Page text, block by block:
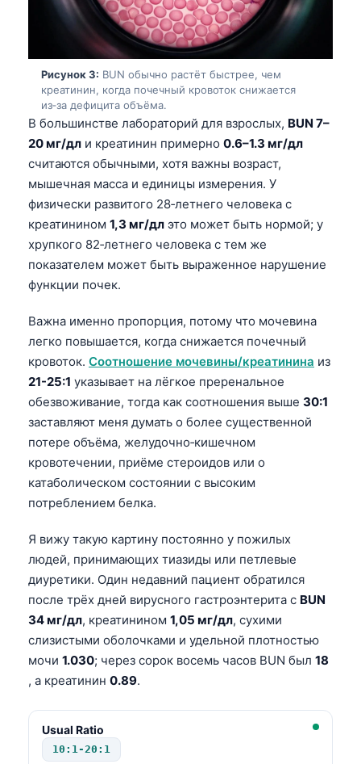
Рисунок 3: BUN обычно растёт быстрее, чем
креатинин, когда почечный кровоток снижается
из‑за дефицита объёма.
В большинстве лабораторий для взрослых, BUN 7–
20 мг/дл и креатинин примерно 0.6–1.3 мг/дл
считаются обычными, хотя важны возраст,
мышечная масса и единицы измерения. У
физически развитого 28‑летнего человека с
креатинином 1,3 мг/дл это может быть нормой; у
хрупкого 82‑летнего человека с тем же
показателем может быть выраженное нарушение
функции почек.
Важна именно пропорция, потому что мочевина
легко повышается, когда снижается почечный
кровоток. Соотношение мочевины/креатинина из
21-25:1 указывает на лёгкое преренальное
обезвоживание, тогда как соотношения выше 30:1
заставляют меня думать о более существенной
потере объёма, желудочно‑кишечном
кровотечении, приёме стероидов или о
катаболическом состоянии с высоким
потреблением белка.
Я вижу такую картину постоянно у пожилых
людей, принимающих тиазиды или петлевые
диуретики. Один недавний пациент обратился
после трёх дней вирусного гастроэнтерита с BUN
34 мг/дл, креатинином 1,05 мг/дл, сухими
слизистыми оболочками и удельной плотностью
мочи 1.030; через сорок восемь часов BUN был 18
, а креатинин 0.89.
Usual Ratio
10:1-20:1